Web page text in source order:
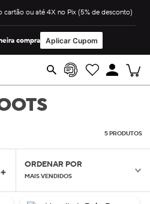
cartão ou até 4X no Pix (5% de desconto)
compra Aplicar Cupom
5PRODUTOS
ORDENAR POR
MAIS VENDIDOS